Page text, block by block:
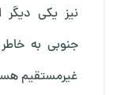
نیز یکی
جنوبی به
غیرمستقیم